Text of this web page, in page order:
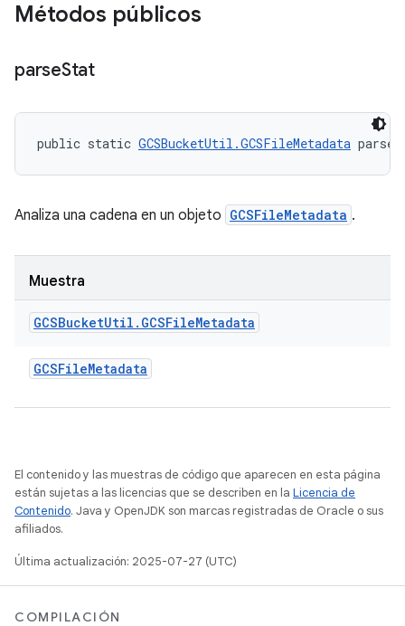
Métodos públicos
parseStat
public static GCSBucketUtil.GCSFileMetadata
Analiza una cadena en un objeto GCSFileMetadata .
Muestra
GCSBucketUtil . GCSFileMetadata
GCSFileMetadata
El contenido y las muestras de código que aparecen en esta página
están sujetas a las licencias que se describen en la Licencia de
Contenido. Java y OpenJDK son marcas registradas de Oracle o sus
afiliados.
Última actualización: 2025-07-27 (UTC)
COMPILACIÓN